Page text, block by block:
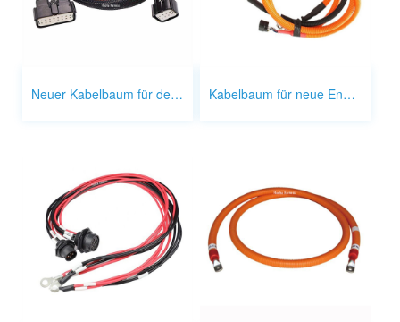
Neuer Kabelbaum für den Energieregler Kabelbaum für neue Energieautos